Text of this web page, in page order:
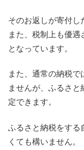
そのお返しが寄付し
また、税制上も優
となっています。
また、通常の納税で
ませんが、ふるさ
定できます。
ふるさと納税をする
くても構いません。